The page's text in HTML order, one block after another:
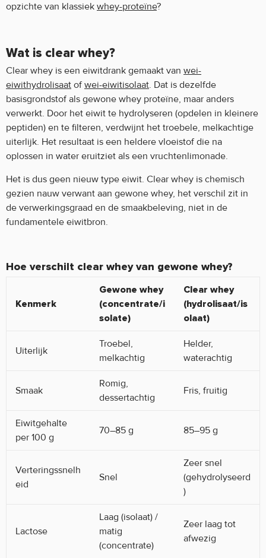
opzichte van klassiek whey-proteïne?
Wat is clear whey?
Clear whey is een eiwitdrank gemaakt van wei-
eiwithydrolisaat of wei-eiwitisolaat. Dat is dezelfde
basisgrondstof als gewone whey proteïne, maar anders
verwerkt. Door het eiwit te hydrolyseren (opdelen in kleinere
peptiden) en te filteren, verdwijnt het troebele, melkachtige
uiterlijk. Het resultaat is een heldere vloeistof die na
oplossen in water eruitziet als een vruchtenlimonade.
Het is dus geen nieuw type eiwit. Clear whey is chemisch
gezien nauw verwant aan gewone whey, het verschil zit in
de verwerkingsgraad en de smaakbeleving, niet in de
fundamentele eiwitbron.
Hoe verschilt clear whey van gewone whey?
Kenmerk
Gewone whey
(concentrate/i
solate)
Clear whey
(hydrolisaat/is
olaat)
Uiterlijk
Troebel,
melkachtig
Helder,
waterachtig
Smaak
Romig,
dessertachtig
Fris, fruitig
Eiwitgehalte
per 100 g
70–85 g 85–95 g
Verteringssnelh
eid
Snel
Zeer snel
(gehydrolyseerd
)
Lactose
Laag (isolaat) /
matig
(concentrate)
Zeer laag tot
afwezig